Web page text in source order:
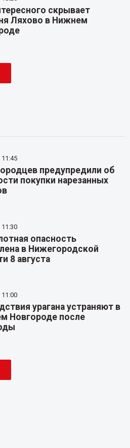
скрывает
Ляхово в Нижнем
11:45
предупредили об
покупки нарезанных
11:30
опасность
в Нижегородской
8 августа
11:00
урагана устраняют в
Новгороде после